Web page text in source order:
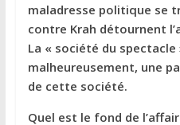
maladresse politique se
contre Krah détournent
La « société du
malheureusement, une
de cette société.
Quel est le fond de